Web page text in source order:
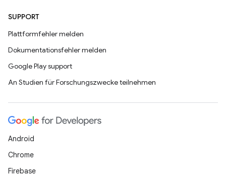
SUPPORT
Plattformfehler melden
Dokumentationsfehler melden
Google Play support
An Studien für Forschungszwecke teilnehmen
Android
Chrome
Firebase